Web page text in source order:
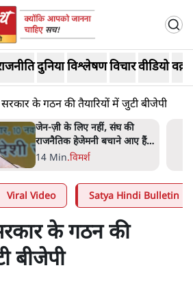
दुनियाविश्लेषणविचारवीडियो
सरकार के गठन की तैयारियों में जुटी बीजेपी
ईरान ने जारी किया
खामेनेई का वीडियो;
Viral Video Satya Hindi Bulletin
सरकार के गठन की
बीजेपी